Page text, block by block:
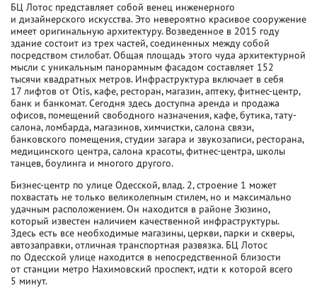
БЦ Лотос представляет собой венец инженерного
и дизайнерского искусства. Это невероятно красивое сооружение
имеет оригинальную архитектуру. Возведенное в 2015 году
здание состоит из трех частей, соединенных между собой
посредством стилобат. Общая площадь этого чуда архитектурной
мысли с уникальным панорамным фасадом составляет 152
тысячи квадратных метров. Инфраструктура включает в себя
17 лифтов от Otis, кафе, ресторан, магазин, аптеку, фитнес-центр,
банк и банкомат. Сегодня здесь доступна аренда и продажа
офисов, помещений свободного назначения, кафе, бутика, тату-
салона, ломбарда, магазинов, химчистки, салона связи,
банковского помещения, студии загара и звукозаписи, ресторана,
медицинского центра, салона красоты, фитнес-центра, школы
танцев, боулинга и многого другого.
Бизнес-центр по улице Одесской, влад. 2, строение 1 может
похвастать не только великолепным стилем, но и максимально
удачным расположением. Он находится в районе Зюзино,
который известен наличием качественной инфраструктуры.
Здесь есть все необходимые магазины, церкви, парки и скверы,
автозаправки, отличная транспортная развязка. БЦ Лотос
по Одесской улице находится в непосредственной близости
от станции метро Нахимовский проспект, идти к которой всего
5 минут.